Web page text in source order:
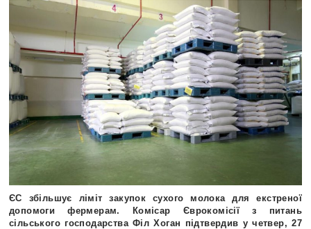
ЄС збільшує ліміт закупок сухого молока для екстреної
допомоги фермерам. Комісар Єврокомісії з питань
сільського господарства Філ Хоган підтвердив у четвер, 27